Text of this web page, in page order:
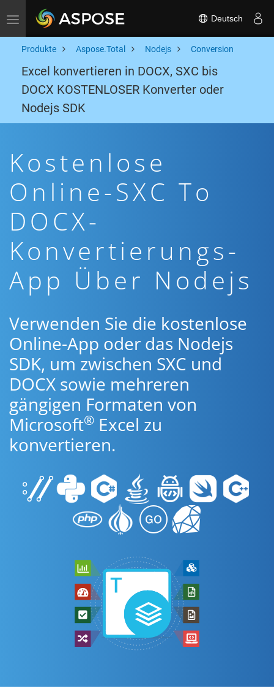
Toggle navigation Deutsch
Produkte Aspose.Total Nodejs Conversion
Excel konvertieren in DOCX, SXC bis
DOCX KOSTENLOSER Konverter oder
Nodejs SDK
Kostenlose
Online-SXC To
DOCX-
Konvertierungs-
App Über Nodejs
Verwenden Sie die kostenlose
Online-App oder das Nodejs
SDK, um zwischen SXC und
DOCX sowie mehreren
gängigen Formaten von
Microsoft® Excel zu
konvertieren.